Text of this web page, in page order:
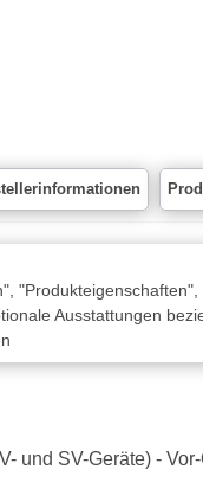
Ausstattungen
und SV-Geräte) -